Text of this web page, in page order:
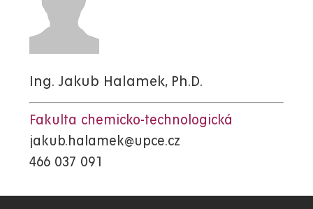
Ing. Jakub Halamek, Ph.D.
Fakulta chemicko-technologická
jakub.halamek@upce.cz
466 037 091